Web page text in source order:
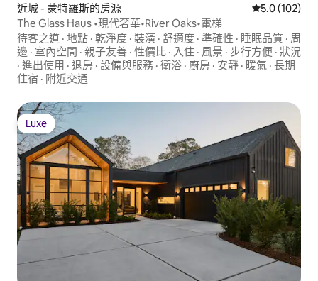
近城 - 蒙特羅斯的房源 從 102 則評
5.0 (102)
The Glass Haus •現代奢華•River Oaks•電梯
待客之道 · 地點 · 乾淨度 · 裝潢 · 舒適度 · 準確性 · 睡眠品質 · 周
邊 · 室內空間 · 親子友善 · 性價比 · 入住 · 風景 · 步行方便 · 狀況
· 進出使用 · 退房 · 設備與服務 · 衛浴 · 廚房 · 安靜 · 暖氣 · 長期
住宿 · 附近交通
Luxe
Luxe